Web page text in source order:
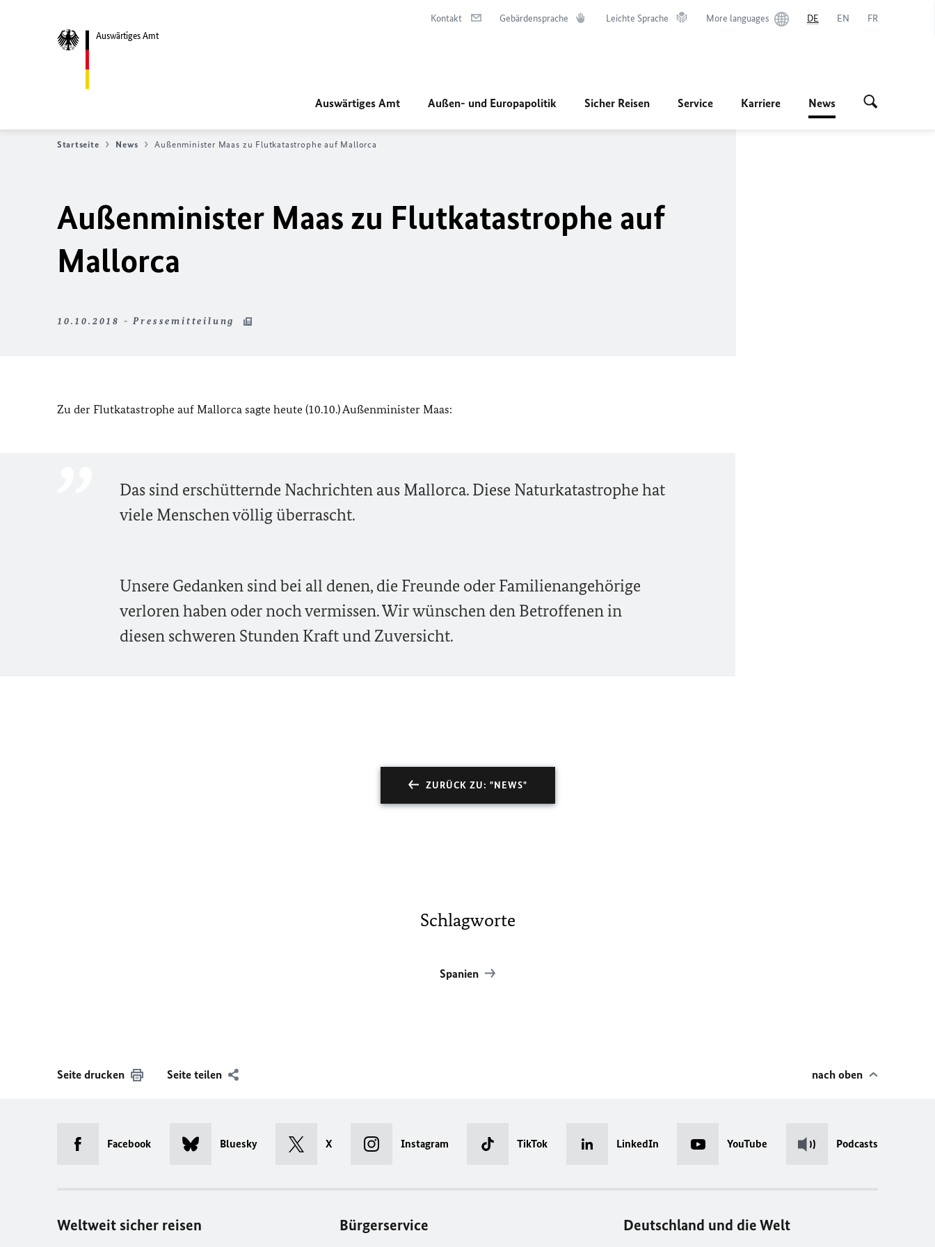
Auswärtiges Amt
Kontakt Gebärdensprache Leichte Sprache More languages DE EN FR
Auswärtiges Amt Außen- und Europapolitik Sicher Reisen Service Karriere News
Startseite News Außenminister Maas zu Flutkatastrophe auf Mallorca
Außenminister Maas zu Flutkatastrophe auf
Mallorca
10.10.2018 - Pressemitteilung
Zu der Flutkatastrophe auf Mallorca sagte heute (10.10.) Außenminister Maas:
Das sind erschütternde Nachrichten aus Mallorca. Diese Naturkatastrophe hat
viele Menschen völlig überrascht.
Unsere Gedanken sind bei all denen, die Freunde oder Familienangehörige
verloren haben oder noch vermissen. Wir wünschen den Betroffenen in
diesen schweren Stunden Kraft und Zuversicht.
ZURÜCK ZU: "NEWS"
Schlagworte
Spanien
Seite drucken Seite teilen nach oben
Facebook Bluesky X Instagram TikTok LinkedIn YouTube Podcasts
Weltweit sicher reisen Bürgerservice Deutschland und die Welt